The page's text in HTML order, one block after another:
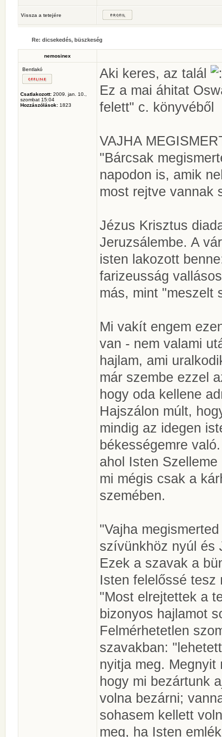
Vissza a tetejére
Re: dicsekedés, büszkeség
nemosinex
Bentlakó
Csatlakozott: 2009. jan. 10.,
szombat 15:04
Hozzászólások: 1823
Aki keres, az talál
Ez a mai áhitat
felett" c. könyvéből
VAJHA
"Bárcsak
napodon is, amik
most rejtve vannak
Jézus Krisztus
Jeruzsálembe. A
isten lakozott
farizeusság
más, mint "meszelt
Mi vakít engem
van - nem valami
hajlam, ami
már szembe ezzel
hogy oda kellene
Hajszálon múlt,
mindig az idegen
békességemre
ahol Isten
mi mégis csak a
szemében.
"Vajha
szívünkhöz nyúl és
Ezek a szavak a
Isten felelőssé tesz
"Most elrejtettek a
bizonyos hajlamot
Felmérhetetlen
szavakban:
nyitja meg.
hogy mi bezártunk
volna bezárni;
sohasem kellett
meg, ha Isten